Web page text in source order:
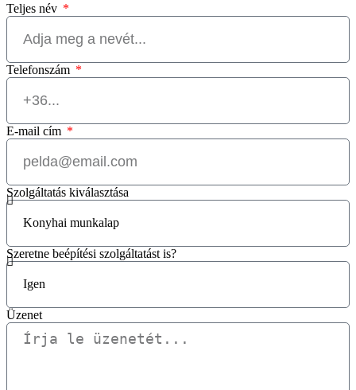
Teljes név
Telefonszám
E-mail cím
Szolgáltatás kiválasztása
Szeretne beépítési szolgáltatást is?
Üzenet